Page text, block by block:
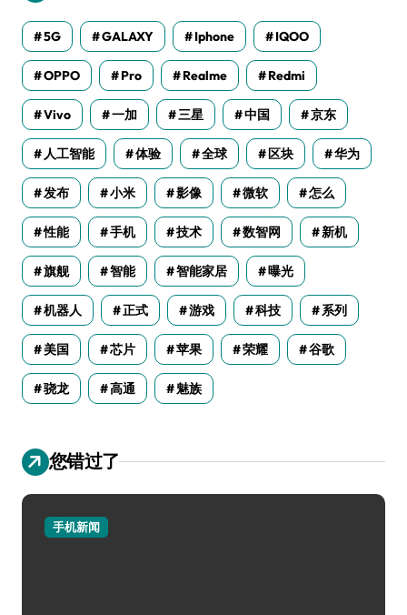
5G GALAXY Iphone IQOO
OPPO Pro Realme Redmi
Vivo 一加 三星 中国 京东
人工智能 体验 全球 区块 华为
发布 小米 影像 微软 怎么
性能 手机 技术 数智网 新机
旗舰 智能 智能家居 曝光
机器人 正式 游戏 科技 系列
美国 芯片 苹果 荣耀 谷歌
骁龙 高通 魅族
您错过了
手机新闻